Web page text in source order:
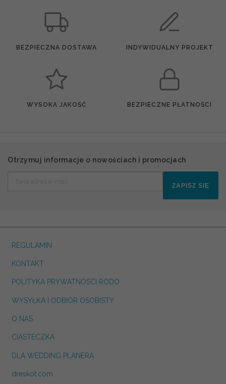
BEZPIECZNA DOSTAWA INDYWIDUALNY PROJEKT
WYSOKA JAKOŚĆ BEZPIECZNE PŁATNOŚCI
Otrzymuj informacje o nowościach i promocjach
ZAPISZ SIĘ
REGULAMIN
KONTAKT
POLITYKA PRYWATNOSCI RODO
WYSYŁKA I ODBIÓR OSOBISTY
O NAS
CIASTECZKA
DLA WEDDING PLANERA
dreskot.com